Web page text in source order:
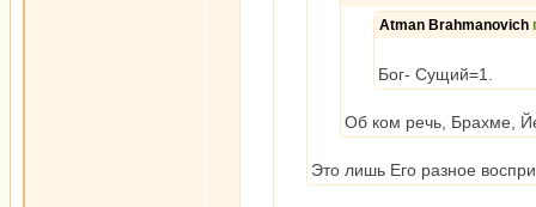
Atman Brahmanovich
Бог- Сущий=1.
Об ком речь, Брахме,
Это лишь Его разное